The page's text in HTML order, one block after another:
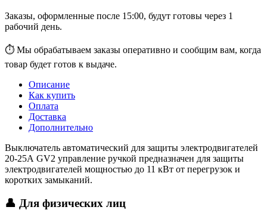
Заказы, оформленные после 15:00, будут готовы через 1
рабочий день.
⏱ Мы обрабатываем заказы оперативно и сообщим вам, когда
товар будет готов к выдаче.
Описание
Как купить
Оплата
Доставка
Дополнительно
Выключатель автоматический для защиты электродвигателей
20-25А GV2 управление ручкой предназначен для защиты
электродвигателей мощностью до 11 кВт от перегрузок и
коротких замыканий.
👤 Для физических лиц